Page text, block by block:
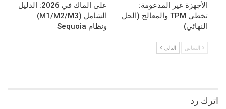
الأجهزة غير المدعومة:
تخطي TPM والمعالج (الحل
النهائي)
على الماك في 2026: الدليل
الشامل (M1/M2/M3)
ونظام Sequoia
السابق التالي
اترك رد